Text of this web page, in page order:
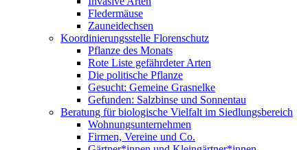
Fledermäuse
Zauneidechsen
Koordinierungsstelle Florenschutz
Pflanze des Monats
Rote Liste gefährdeter Arten
Die politische Pflanze
Gesucht: Gemeine Grasnelke
Gefunden: Salzbinse und Sonnentau
Beratung für biologische Vielfalt im Siedlungsbereich
Wohnungsunternehmen
Firmen, Vereine und Co.